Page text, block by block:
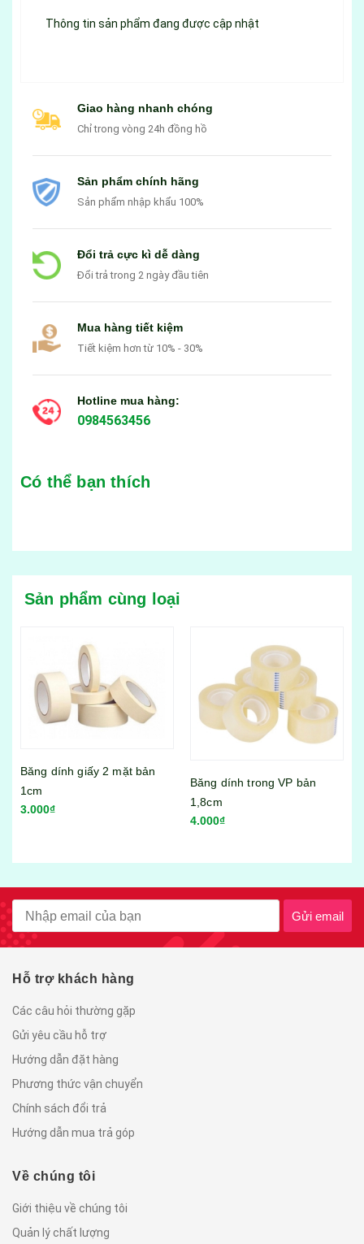
Thông tin sản phẩm đang được cập nhật
Giao hàng nhanh chóng
Chỉ trong vòng 24h đồng hồ
Sản phẩm chính hãng
Sản phẩm nhập khẩu 100%
Đổi trả cực kì dễ dàng
Đổi trả trong 2 ngày đầu tiên
Mua hàng tiết kiệm
Tiết kiệm hơn từ 10% - 30%
Hotline mua hàng:
0984563456
Có thể bạn thích
Sản phẩm cùng loại
Bộ hộp thực phẩm 17 món
Song Long No:3089
Gửi email
Hỗ trợ khách hàng
Các câu hỏi thường gặp
Gửi yêu cầu hỗ trợ
Hướng dẫn đặt hàng
Phương thức vận chuyển
Chính sách đổi trả
Hướng dẫn mua trả góp
Về chúng tôi
Giới thiệu về chúng tôi
Quản lý chất lượng